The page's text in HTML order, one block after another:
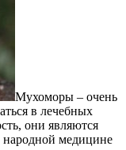
Мухоморы – очень
в лечебных
они являются
медицине